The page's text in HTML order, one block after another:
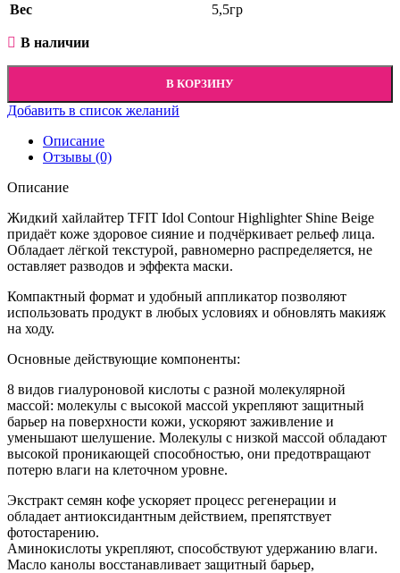
Вес 5,5гр
В наличии
В КОРЗИНУ
Добавить в список желаний
Описание
Отзывы (0)
Описание
Жидкий хайлайтер TFIT Idol Contour Highlighter Shine Beige
придаёт коже здоровое сияние и подчёркивает рельеф лица.
Обладает лёгкой текстурой, равномерно распределяется, не
оставляет разводов и эффекта маски.
Компактный формат и удобный аппликатор позволяют
использовать продукт в любых условиях и обновлять макияж
на ходу.
Основные действующие компоненты:
8 видов гиалуроновой кислоты с разной молекулярной
массой: молекулы с высокой массой укрепляют защитный
барьер на поверхности кожи, ускоряют заживление и
уменьшают шелушение. Молекулы с низкой массой обладают
высокой проникающей способностью, они предотвращают
потерю влаги на клеточном уровне.
Экстракт семян кофе ускоряет процесс регенерации и
обладает антиоксидантным действием, препятствует
фотостарению.
Аминокислоты укрепляют, способствуют удержанию влаги.
Масло канолы восстанавливает защитный барьер,